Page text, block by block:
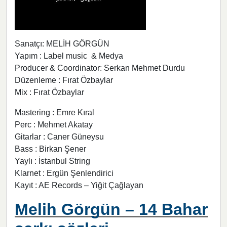
Sanatçı: MELİH GÖRGÜN
Yapım : Label music & Medya
Producer & Coordinator: Serkan Mehmet Durdu
Düzenleme : Fırat Özbaylar
Mix : Fırat Özbaylar
Mastering : Emre Kıral
Perc : Mehmet Akatay
Gitarlar : Caner Güneysu
Bass : Birkan Şener
Yaylı : İstanbul String
Klarnet : Ergün Şenlendirici
Kayıt : AE Records – Yiğit Çağlayan
Melih Görgün – 14 Bahar